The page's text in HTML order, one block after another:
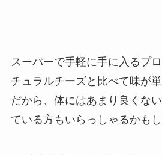
スーパーで手軽に手に入るプ
チュラルチーズと比べて味が
だから、体にはあまり良くな
ている方もいらっしゃるかもし